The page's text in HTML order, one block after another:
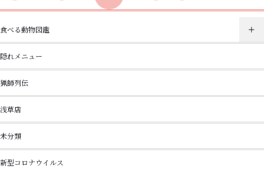
食べる動物図鑑
隠れメニュー
猟師列伝
浅草店
未分類
新型コロナウイルス